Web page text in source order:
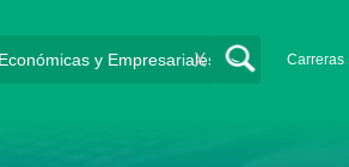
Carreras
X